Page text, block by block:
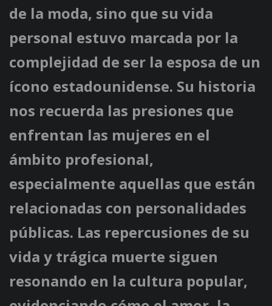
de la moda, sino que su vida
personal estuvo marcada por la
complejidad de ser la esposa de un
ícono estadounidense. Su historia
nos recuerda las presiones que
enfrentan las mujeres en el
ámbito profesional,
especialmente aquellas que están
relacionadas con personalidades
públicas. Las repercusiones de su
vida y trágica muerte siguen
resonando en la cultura popular,